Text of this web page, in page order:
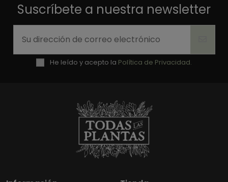
Suscríbete a nuestra newsletter
He leído y acepto la Política de Privacidad.